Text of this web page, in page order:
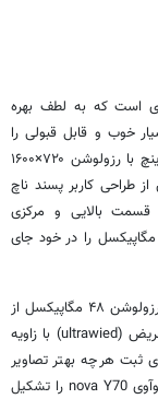
است که به لطف بهره
خوب و قابل قبولی را
روبه‌رو این گوشی به صفحه‌نمایش ۶.۷۵ اینچ با رزولوشن ۷۲۰×۱۶۰۰
ناچ
بالایی و مرکزی
را در خود جای
در قسمت پشتی گوشی نیز یک سنسور دوربین اصلی با رزولوشن ۴۸ مگاپیکسل از
نوع عریض (wide) در کنار سنسور پنج مگاپیکسل فوق عریض (ultrawied) با زاویه
ثبت هرچه بهتر تصاویر
nova Y70 را تشکیل